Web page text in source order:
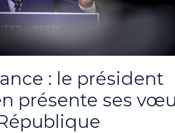
: le président
présente ses